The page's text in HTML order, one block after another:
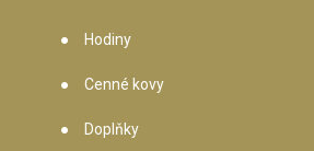
Hodiny
Cenné kovy
Doplňky